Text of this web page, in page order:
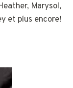
Marysol,
et plus encore!